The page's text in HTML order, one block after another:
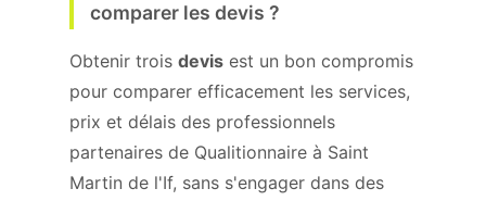
comparer les devis ?
Obtenir trois devis est un bon compromis
pour comparer efficacement les services,
prix et délais des professionnels
partenaires de Qualitionnaire à Saint
Martin de l'If, sans s'engager dans des